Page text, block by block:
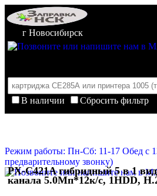
г Новосибирск
В наличии
Сбросить фильтр
Корзина пуста
Режим работы: Пн-Сб: 11-17 Обед с
предварительному звонку)
PX-C421A гибридный 5 в 1
канала 5.0Мп*12к/с, 1HDD,